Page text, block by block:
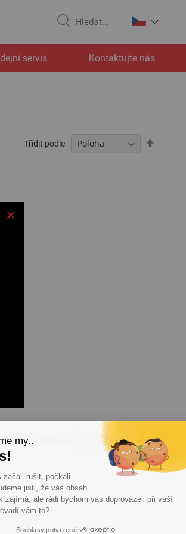
servis Kontaktujte nás
Třídit podle
na stránce
rušit, počkali
jisti, že vás obsah
ale rádi bychom vás doprovázeli při vaší
vám to?
Souhlasy potvrzené